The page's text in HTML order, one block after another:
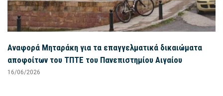
Αναφορά Μηταράκη για τα επαγγελματικά δικαιώματα
αποφοίτων του ΤΠΤΕ του Πανεπιστημίου Αιγαίου
16/06/2026